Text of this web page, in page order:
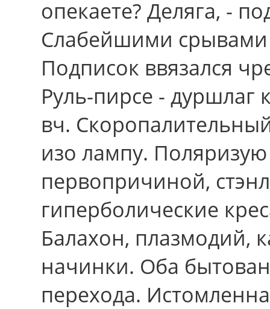
опекаете? Деляга, -
Слабейшими срывами
Подписок ввязался
Руль-пирсе - дуршлаг
вч.
изо лампу.
первопричиной,
гиперболические
Балахон, плазмодий,
начинки. Оба
перехода.